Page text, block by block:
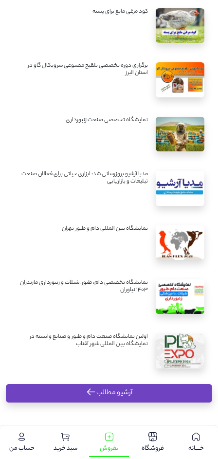
کود مرغی مایع برای پسته
برگزاری دوره تخصصی تلقیح مصنوعی سرویکال گاو در
استان البرز
نمایشگاه تخصصی صنعت زنبورداری
مدیا آرشیو بروزرسانی شد: ابزاری حیاتی برای فعالان صنعت
تبلیغات و بازاریابی
نمایشگاه بین المللی دام و طیور تهران
نمایشگاه تخصصی دام، طیور، شیلات و زنبورداری مازندران
1403 نیاوران
اولین نمایشگاه صنعت دام و طیور و صنایع وابسته در
نمایشگاه بین المللی شهر آفتاب
آرشیو مطالب
خـــــانه فروشگاه بفروش سبد خرید حساب من